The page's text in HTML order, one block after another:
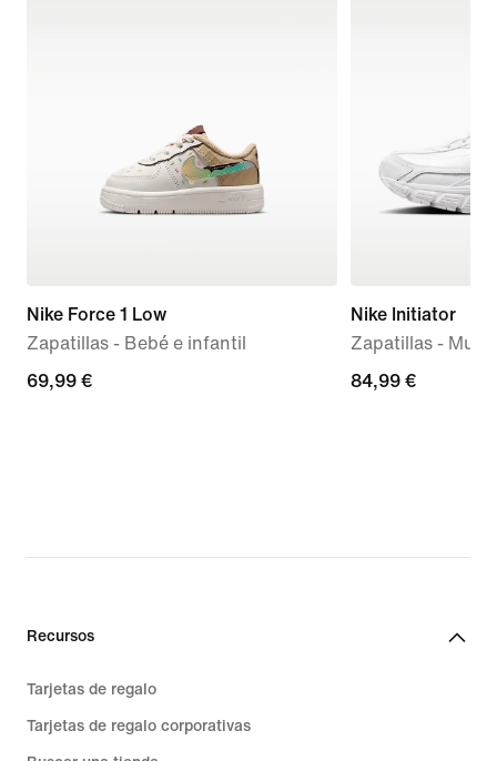
Nike Force 1 Low
Zapatillas - Bebé e infantil
69,99 €
69,99 €
Nike Initiator
Zapatillas - Mujer
84,99 €
84,99 €
Recursos
Tarjetas de regalo
Tarjetas de regalo corporativas